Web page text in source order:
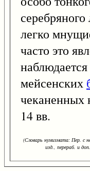
легко
часто это
мейсенских
чеканенных
14 вв.
(Словарь нумизмата: Пер. с
изд., перераб. и